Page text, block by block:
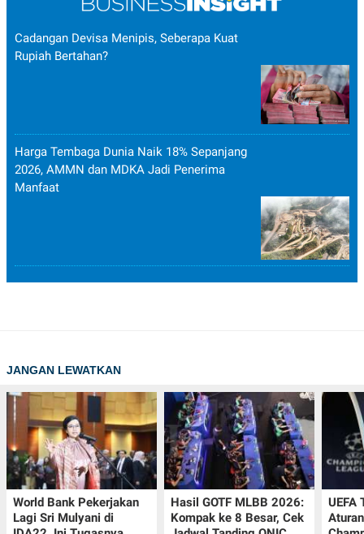
Cadangan Devisa Menipis, Seberapa Kuat
Rupiah Bertahan?
Harga Tembaga Dunia Naik 18% Sepanjang
2026, AMMN dan MDKA Jadi Penerima
Manfaat
JANGAN LEWATKAN
World Bank Pekerjakan
Lagi Sri Mulyani di
Hasil GOTF MLBB 2026:
Kompak ke 8 Besar, Cek
UEFA